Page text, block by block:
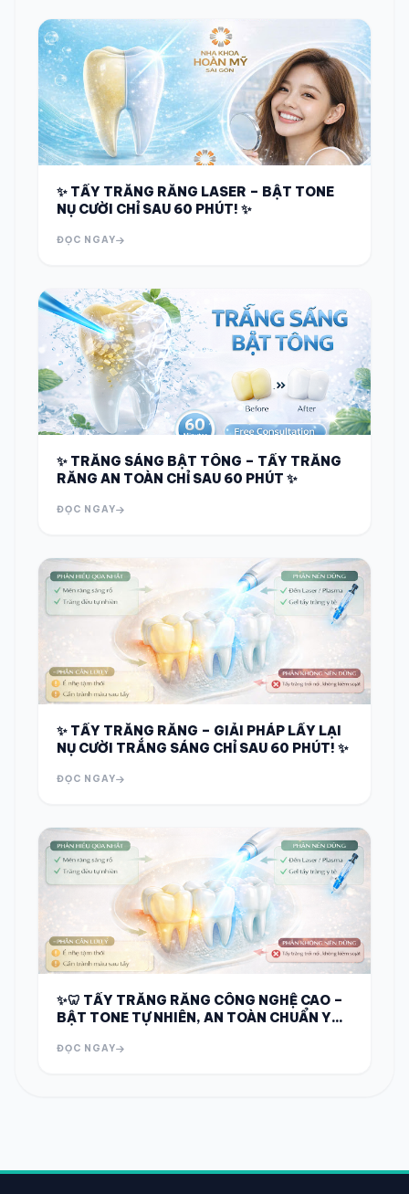
✨ TẨY TRẮNG RĂNG LASER – BẬT TONE
NỤ CƯỜI CHỈ SAU 60 PHÚT! ✨
ĐỌC NGAY
✨ TRẮNG SÁNG BẬT TÔNG – TẨY TRẮNG
RĂNG AN TOÀN CHỈ SAU 60 PHÚT ✨
ĐỌC NGAY
✨ TẨY TRẮNG RĂNG – GIẢI PHÁP LẤY LẠI
NỤ CƯỜI TRẮNG SÁNG CHỈ SAU 60 PHÚT! ✨
ĐỌC NGAY
✨🦷 TẨY TRẮNG RĂNG CÔNG NGHỆ CAO –
BẬT TONE TỰ NHIÊN, AN TOÀN CHUẨN Y
ĐỌC NGAY